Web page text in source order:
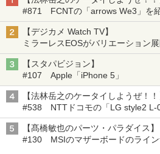
#871 FCNTの「arrows We3」を
【デジカメ Watch TV】
ミラーレスEOSがバリエーション
「M5」とどこが違う？
【スタパビジョン】
#107 Apple「iPhone 5」
【法林岳之のケータイしようぜ！！
#538 NTTドコモの「LG style2 L-
【髙橋敏也のパーツ・パラダイス】
#130 MSIのマザーボードのライ